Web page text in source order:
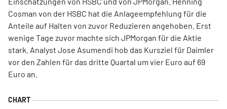
Cosman von der HSBC hat die Anlageempfehlung für die
Anteile auf Halten von zuvor Reduzieren angehoben. Erst
wenige Tage zuvor machte sich JPMorgan für die Aktie
stark. Analyst Jose Asumendi hob das Kursziel für Daimler
vor den Zahlen für das dritte Quartal um vier Euro auf 69
Euro an.